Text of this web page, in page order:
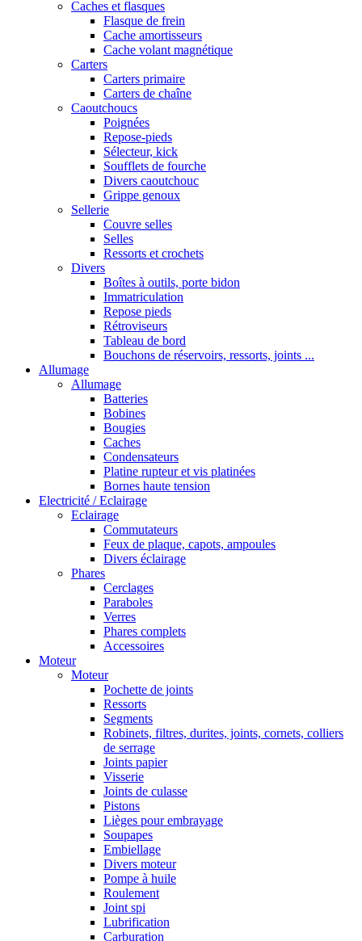
Caches et flasques
Flasque de frein
Cache amortisseurs
Cache volant magnétique
Carters
Carters primaire
Carters de chaîne
Caoutchoucs
Poignées
Repose-pieds
Sélecteur, kick
Soufflets de fourche
Divers caoutchouc
Grippe genoux
Sellerie
Couvre selles
Selles
Ressorts et crochets
Divers
Boîtes à outils, porte bidon
Immatriculation
Repose pieds
Rétroviseurs
Tableau de bord
Bouchons de réservoirs, ressorts, joints ...
Allumage
Allumage
Batteries
Bobines
Bougies
Caches
Condensateurs
Platine rupteur et vis platinées
Bornes haute tension
Electricité / Eclairage
Eclairage
Commutateurs
Feux de plaque, capots, ampoules
Divers éclairage
Phares
Cerclages
Paraboles
Verres
Phares complets
Accessoires
Moteur
Moteur
Pochette de joints
Ressorts
Segments
Robinets, filtres, durites, joints, cornets, colliers
de serrage
Joints papier
Visserie
Joints de culasse
Pistons
Lièges pour embrayage
Soupapes
Embiellage
Divers moteur
Pompe à huile
Roulement
Joint spi
Lubrification
Carburation